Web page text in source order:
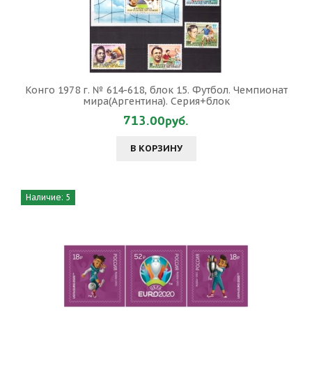
Конго 1978 г. № 614-618, блок 15. Футбол. Чемпионат
мира(Аргентина). Серия+блок
713.00руб.
В КОРЗИНУ
Наличие: 5